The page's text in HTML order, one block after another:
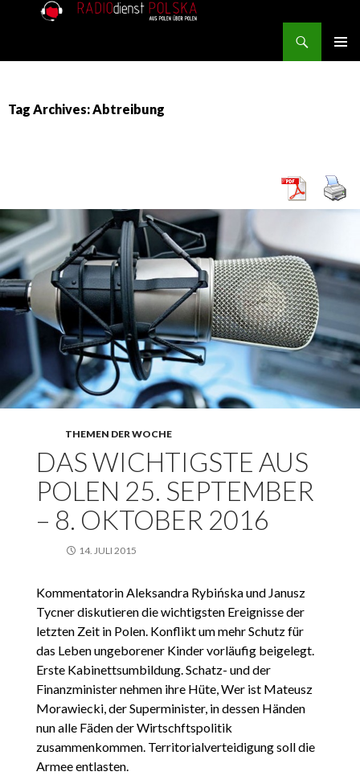
Tag Archives: Abtreibung
THEMEN DER WOCHE
DAS WICHTIGSTE AUS
POLEN 25. SEPTEMBER
– 8. OKTOBER 2016
14. JULI 2015
Kommentatorin Aleksandra Rybińska und Janusz
Tycner diskutieren die wichtigsten Ereignisse der
letzten Zeit in Polen. Konflikt um mehr Schutz für
das Leben ungeborener Kinder vorläufig beigelegt.
Erste Kabinettsumbildung. Schatz- und der
Finanzminister nehmen ihre Hüte, Wer ist Mateusz
Morawiecki, der Superminister, in dessen Händen
nun alle Fäden der Wirtschftspolitik
zusammenkommen. Territorialverteidigung soll die
Armee entlasten.